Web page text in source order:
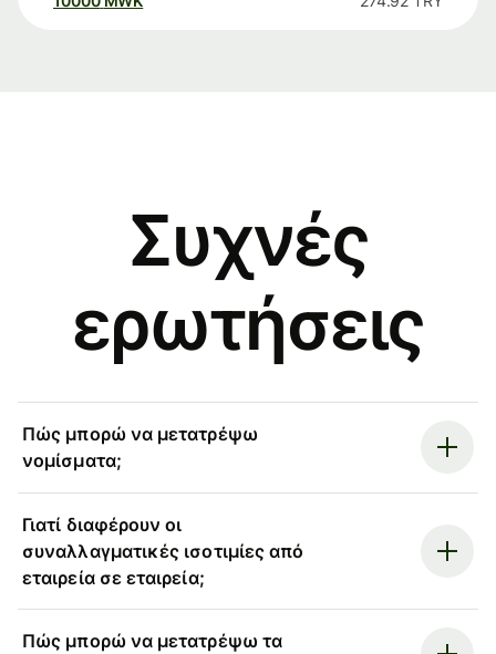
Συχνές
ερωτήσεις
Πώς μπορώ να μετατρέψω
νομίσματα;
Γιατί διαφέρουν οι
συναλλαγματικές ισοτιμίες από
εταιρεία σε εταιρεία;
Πώς μπορώ να μετατρέψω τα